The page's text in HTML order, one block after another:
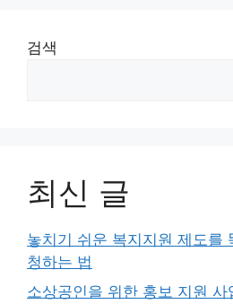
검색
최신 글
놓치기 쉬운 복지지원 제도를
청하는 법
소상공인을 위한 홍보 지원